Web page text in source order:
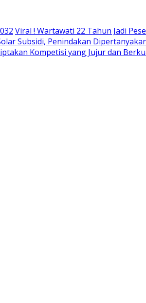
Viral ! Wartawati 22 Tahun Jadi
Subsidi, Penindakan
Kompetisi yang Jujur dan